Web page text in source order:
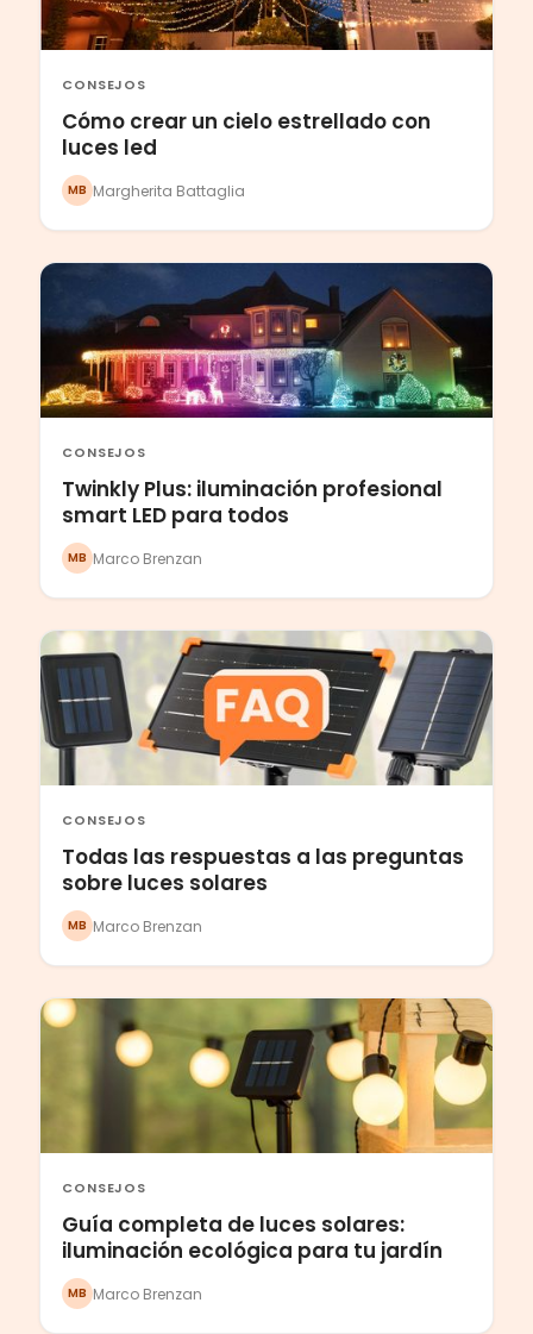
CONSEJOS
Cómo crear un cielo estrellado con
luces led
MB Margherita Battaglia
CONSEJOS
Twinkly Plus: iluminación profesional
smart LED para todos
MB Marco Brenzan
CONSEJOS
Todas las respuestas a las preguntas
sobre luces solares
MB Marco Brenzan
CONSEJOS
Guía completa de luces solares:
iluminación ecológica para tu jardín
MB Marco Brenzan